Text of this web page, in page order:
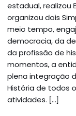
estadual, realizou
organizou dois
meio tempo,
democracia, da
da profissão de
momentos, a
plena integração
História de todos
atividades. […]